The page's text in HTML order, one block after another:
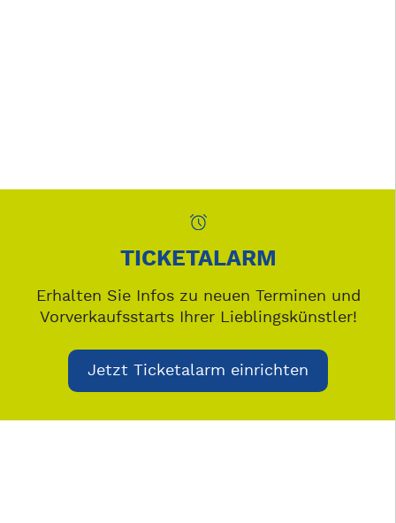
TICKETALARM
Erhalten Sie Infos zu neuen Terminen und
Vorverkaufsstarts Ihrer Lieblingskünstler!
Jetzt Ticketalarm einrichten